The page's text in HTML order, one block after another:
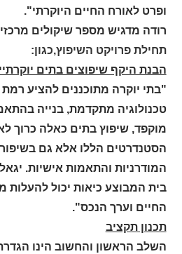
ופרט לאורח החיים היוקרתי".
רודה מדגיש מספר שיקולים
תחילת פרויקט השיפוץ,כגון:
הבנת היקף שיפוצים בתים
"בתי יוקרה מתוכננים להציע רמת
טכנולוגיה מתקדמת, בנייה
מוקפד, שיפוץ בתים כאלה כרוך
הסטנדרטים הללו אלא גם
המודרניות והתאמות אישיות.
בית המבוצע כיאות יכול להעלות
החיים וערך הנכס".
תכנון תקציב
השלב הראשון והחשוב הינו